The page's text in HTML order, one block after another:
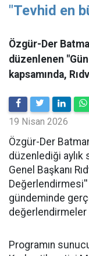
"Tevhid en
Özgür-Der
düzenlenen
kapsamında,
19 Nisan 2026
​Özgür-Der
düzenlediği aylık
Genel Başkanı
Değerlendirmesi''
gündeminde
Programın